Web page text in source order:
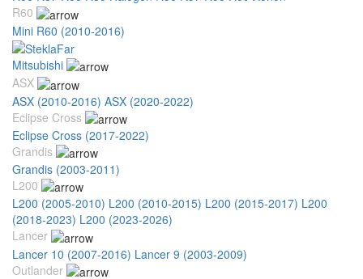
R60
Mini R60 (2010-2016)
Mitsubishi
ASX
ASX (2010-2016) ASX (2020-2022)
Eclipse Cross
Eclipse Cross (2017-2022)
Grandis
Grandis (2003-2011)
L200
L200 (2005-2010) L200 (2010-2015) L200 (2015-2017) L200
(2018-2023) L200 (2023-2026)
Lancer
Lancer 10 (2007-2016) Lancer 9 (2003-2009)
Outlander